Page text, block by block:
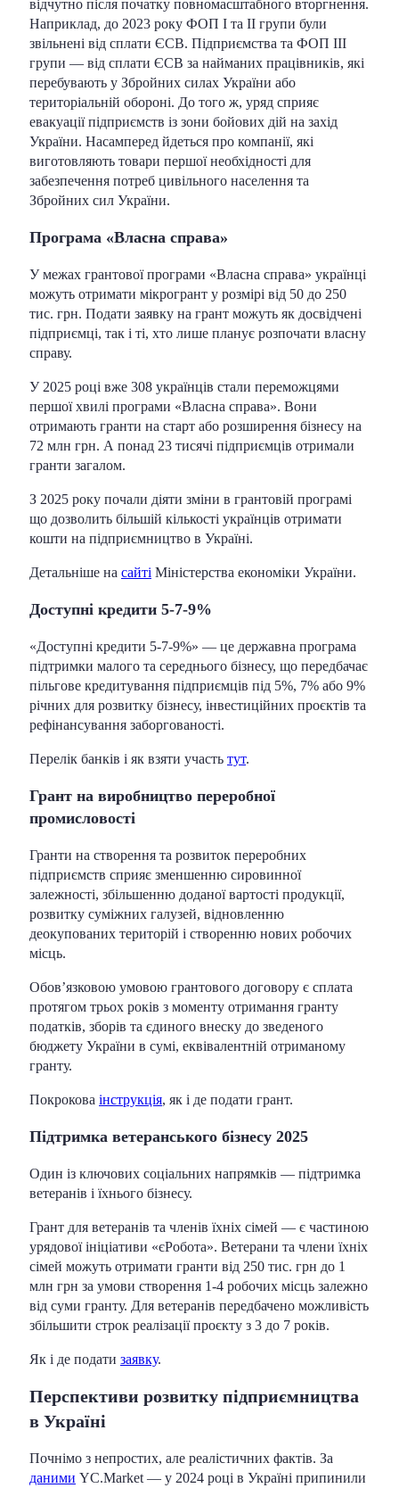
відчутно після початку повномасштабного вторгнення.
Наприклад, до 2023 року ФОП І та ІІ групи були
звільнені від сплати ЄСВ. Підприємства та ФОП ІІІ
групи — від сплати ЄСВ за найманих працівників, які
перебувають у Збройних силах України або
територіальній обороні. До того ж, уряд сприяє
евакуації підприємств із зони бойових дій на захід
України. Насамперед йдеться про компанії, які
виготовляють товари першої необхідності для
забезпечення потреб цивільного населення та
Збройних сил України.
Програма «Власна cправа»
У межах грантової програми «Власна cправа» українці
можуть отримати мікрогрант у розмірі від 50 до 250
тис. грн. Подати заявку на грант можуть як досвідчені
підприємці, так і ті, хто лише планує розпочати власну
справу.
У 2025 році вже 308 українців стали переможцями
першої хвилі програми «Власна cправа». Вони
отримають гранти на старт або розширення бізнесу на
72 млн грн. А понад 23 тисячі підприємців отримали
гранти загалом.
З 2025 року почали діяти зміни в грантовій програмі
що дозволить більшій кількості українців отримати
кошти на підприємництво в Україні.
Детальніше на сайті Міністерства економіки України.
Доступні кредити 5-7-9%
«Доступні кредити 5-7-9%» — це державна програма
підтримки малого та середнього бізнесу, що передбачає
пільгове кредитування підприємців під 5%, 7% або 9%
річних для розвитку бізнесу, інвестиційних проєктів та
рефінансування заборгованості.
Перелік банків і як взяти участь тут.
Грант на виробництво переробної
промисловості
Гранти на створення та розвиток переробних
підприємств сприяє зменшенню сировинної
залежності, збільшенню доданої вартості продукції,
розвитку суміжних галузей, відновленню
деокупованих територій і створенню нових робочих
місць.
Обов’язковою умовою грантового договору є сплата
протягом трьох років з моменту отримання гранту
податків, зборів та єдиного внеску до зведеного
бюджету України в сумі, еквівалентній отриманому
гранту.
Покрокова інструкція, як і де подати грант.
Підтримка ветеранського бізнесу 2025
Один із ключових соціальних напрямків — підтримка
ветеранів і їхнього бізнесу.
Грант для ветеранів та членів їхніх сімей — є частиною
урядової ініціативи «єРобота». Ветерани та члени їхніх
сімей можуть отримати гранти від 250 тис. грн до 1
млн грн за умови створення 1-4 робочих місць залежно
від суми гранту. Для ветеранів передбачено можливість
збільшити строк реалізації проєкту з 3 до 7 років.
Як і де подати заявку.
Перспективи розвитку підприємництва
в Україні
Почнімо з непростих, але реалістичних фактів. За
даними YC.Market — у 2024 році в Україні припинили